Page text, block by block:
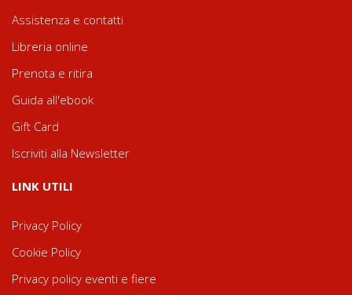
Assistenza e contatti
Libreria online
Prenota e ritira
Guida all'ebook
Gift Card
Iscriviti alla Newsletter
LINK UTILI
Privacy Policy
Cookie Policy
Privacy policy eventi e fiere